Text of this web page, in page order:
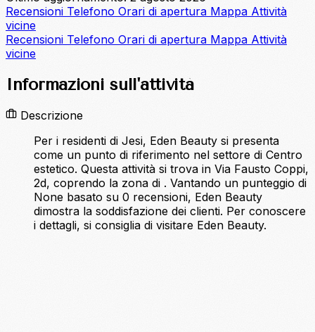
Recensioni Telefono Orari di apertura Mappa Attività
vicine
Recensioni Telefono Orari di apertura Mappa Attività
vicine
Informazioni sull'attività
Descrizione
Per i residenti di Jesi, Eden Beauty si presenta
come un punto di riferimento nel settore di Centro
estetico. Questa attività si trova in Via Fausto Coppi,
2d, coprendo la zona di . Vantando un punteggio di
None basato su 0 recensioni, Eden Beauty
dimostra la soddisfazione dei clienti. Per conoscere
i dettagli, si consiglia di visitare Eden Beauty.